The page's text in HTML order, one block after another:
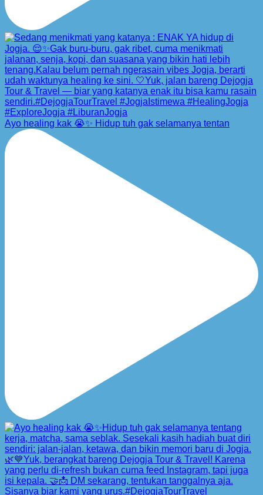
Ayo healing kak 😭✨ Hidup tuh gak selamanya tentan